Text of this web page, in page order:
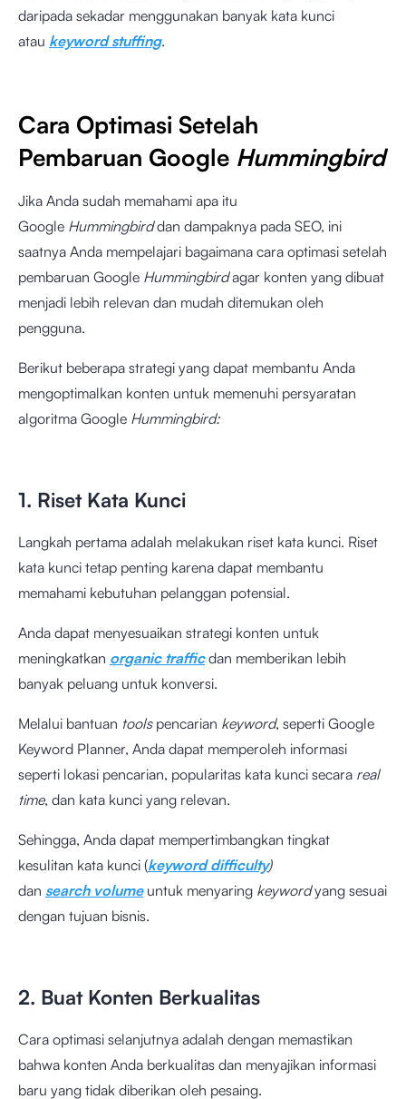
daripada sekadar menggunakan banyak kata kunci
atau keyword stuffing.
Cara Optimasi Setelah
Pembaruan Google Hummingbird
Jika Anda sudah memahami apa itu
Google Hummingbirddan dampaknya pada SEO, ini
saatnya Anda mempelajari bagaimana cara optimasi setelah
pembaruan Google Hummingbirdagar konten yang dibuat
menjadi lebih relevan dan mudah ditemukan oleh
pengguna.
Berikut beberapa strategi yang dapat membantu Anda
mengoptimalkan konten untuk memenuhi persyaratan
algoritma Google Hummingbird:
1. Riset Kata Kunci
Langkah pertama adalah melakukan riset kata kunci. Riset
kata kunci tetap penting karena dapat membantu
memahami kebutuhan pelanggan potensial.
Anda dapat menyesuaikan strategi konten untuk
meningkatkan organic trafficdan memberikan lebih
banyak peluang untuk konversi.
Melalui bantuan tools pencarian keyword, seperti Google
Keyword Planner, Anda dapat memperoleh informasi
seperti lokasi pencarian, popularitas kata kunci secara real
time, dan kata kunci yang relevan.
Sehingga, Anda dapat mempertimbangkan tingkat
kesulitan kata kunci (keyword difficulty)
dan search volumeuntuk menyaring keywordyang sesuai
dengan tujuan bisnis.
2. Buat Konten Berkualitas
Cara optimasi selanjutnya adalah dengan memastikan
bahwa konten Anda berkualitas dan menyajikan informasi
baru yang tidak diberikan oleh pesaing.